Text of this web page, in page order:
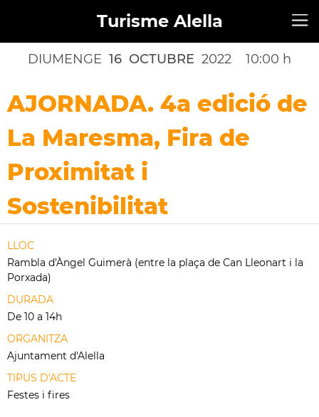
Turisme Alella
DIUMENGE 16 OCTUBRE 2022 10:00 h
AJORNADA. 4a edició de
La Maresma, Fira de
Proximitat i
Sostenibilitat
LLOC
Rambla d'Àngel Guimerà (entre la plaça de Can Lleonart i la
Porxada)
DURADA
De 10 a 14h
ORGANITZA
Ajuntament d'Alella
TIPUS D'ACTE
Festes i fires